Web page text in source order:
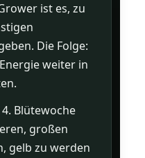
ist es, zu
Die Folge:
weiter in
Blütewoche
großen
gelb zu werden